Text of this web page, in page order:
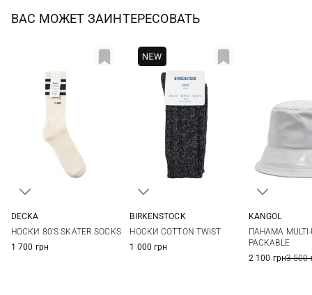
ВАС МОЖЕТ ЗАИНТЕРЕСОВАТЬ
DECKA
НОСКИ 80'S SKATER SOCKS
1 700 грн
BIRKENSTOCK
НОСКИ COTTON TWIST
1 000 грн
KANGOL
ПАНАМА MULTI-
PACKABLE
2 100 грн3 500